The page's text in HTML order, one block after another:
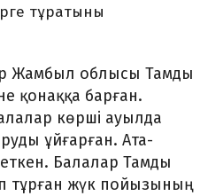
тұратыны
Жамбыл облысы Тамды
қонаққа барған.
көрші ауылда
ұйғарған. Ата-
Балалар Тамды
тұрған жүк пойызының